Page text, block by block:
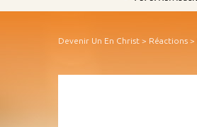
Devenir Un En Christ > Réactions >